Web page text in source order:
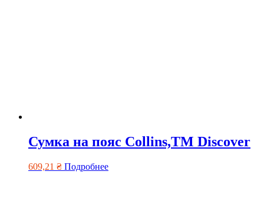
Сумка на пояс Collins,TM Discover
609,21 ₴ Подробнее